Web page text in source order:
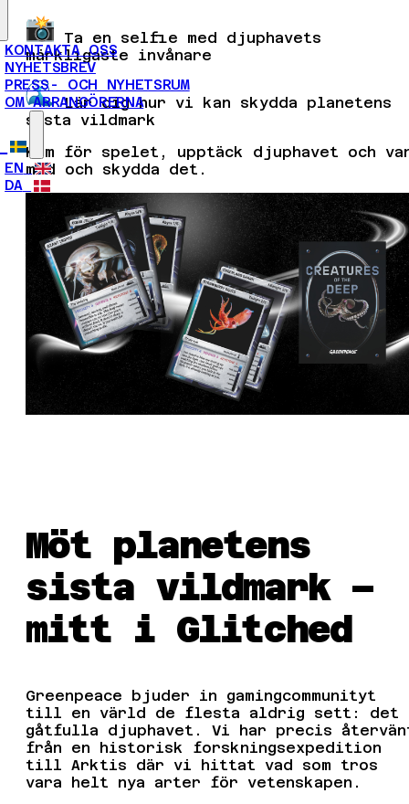
KONTAKTA OSS
NYHETSBREV
PRESS- OCH NYHETSRUM
OM ARRANGÖRERNA
EN
DA
Ta en selfie med djuphavets
märkligaste invånare
Lär dig hur vi kan skydda planetens
sista vildmark
Kom för spelet, upptäck djuphavet och
med och skydda det.
Möt planetens
sista vildmark –
mitt i Glitched
Greenpeace bjuder in gamingcommunityt
till en värld de flesta aldrig sett: det
gåtfulla djuphavet. Vi har precis
från en historisk forskningsexpedition
till Arktis där vi hittat vad som tros
vara helt nya arter för vetenskapen.